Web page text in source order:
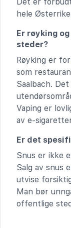
hele
Er røyking
steder?
Røyking er
som
Saalbach.
Vaping er
av e-
Er det
Snus er ikke
Salg av snus
utvise
Man bør
offentlige